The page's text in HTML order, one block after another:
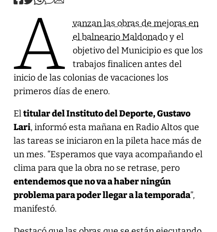
A
vanzan las obras de mejoras en
el balneario Maldonadoy el
objetivo del Municipio es que los
trabajos finalicen antes del
inicio de las colonias de vacaciones los
primeros días de enero.
Eltitular del Instituto del Deporte, Gustavo
Lari, informó esta mañana en Radio Altos que
las tareas se iniciaron en la pileta hace más de
un mes. “Esperamos que vaya acompañando el
clima para que la obra no se retrase, pero
entendemos que no va a haber ningún
problema para poder llegar a la temporada”,
manifestó.